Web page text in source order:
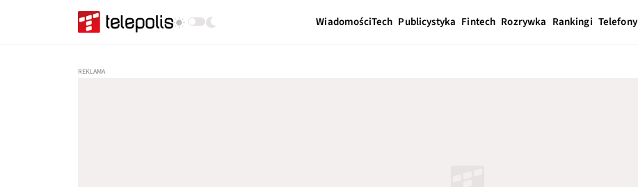
WiadomościTech Publicystyka Fintech Rozrywka Rankingi Telefony